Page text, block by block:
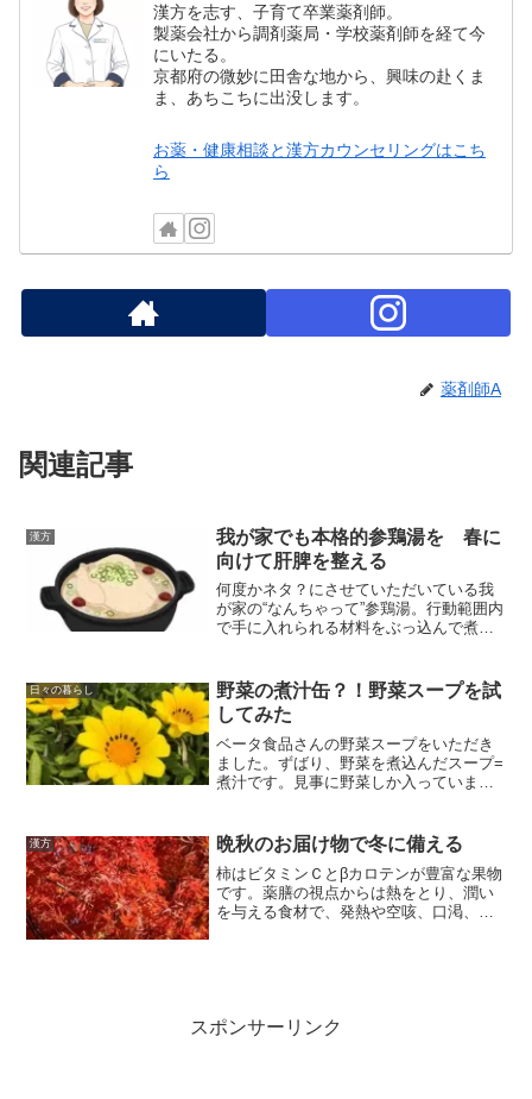
漢方を志す、子育て卒業薬剤師。
製薬会社から調剤薬局・学校薬剤師を経て今
にいたる。
京都府の微妙に田舎な地から、興味の赴くま
ま、あちこちに出没します。
お薬・健康相談と漢方カウンセリングはこち
ら
薬剤師A
関連記事
漢方
我が家でも本格的参鶏湯を 春に
向けて肝脾を整える
何度かネタ？にさせていただいている我
が家の“なんちゃって”参鶏湯。行動範囲内
で手に入れられる材料をぶっ込んで煮
お仲間が販売してると知り、ゲットした
のでした。
日々の暮らし
野菜の煮汁缶？！野菜スープを試
してみた
ベータ食品さんの野菜スープをいただき
ました。ずばり、野菜を煮込んだスープ=
煮汁です。見事に野菜しか入っていませ
今、栄養補給の一助になりそうです。
漢方 晩秋のお届け物で冬に備える
柿はビタミンＣとβカロテンが豊富な果物
です。薬膳の視点からは熱をとり、潤い
を与える食材で、発熱や空咳、口渇、二
スポンサーリンク